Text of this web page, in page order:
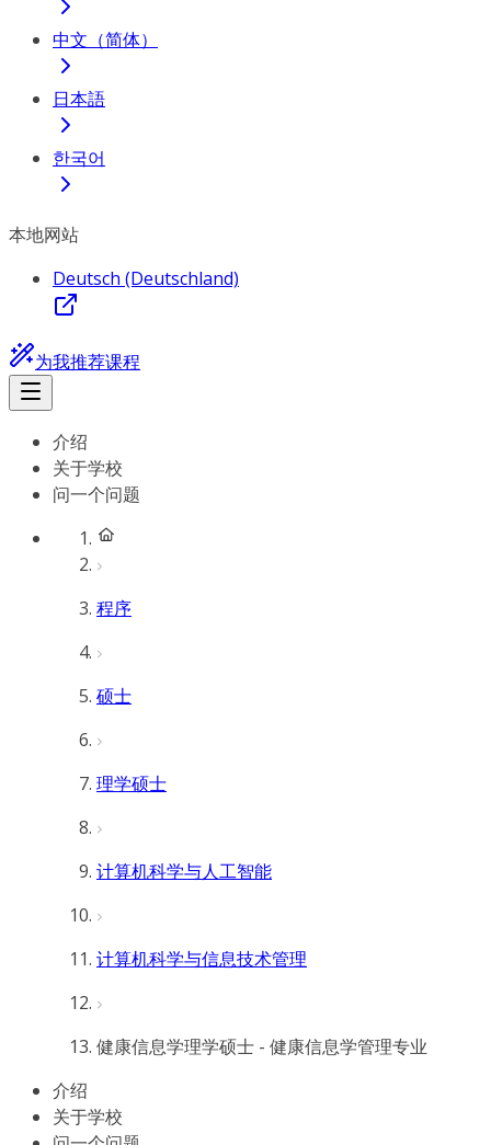
中文（简体）
日本語
한국어
本地网站
Deutsch (Deutschland)
为我推荐课程
介绍
关于学校
问一个问题
程序
硕士
理学硕士
计算机科学与人工智能
计算机科学与信息技术管理
健康信息学理学硕士 - 健康信息学管理专业
介绍
关于学校